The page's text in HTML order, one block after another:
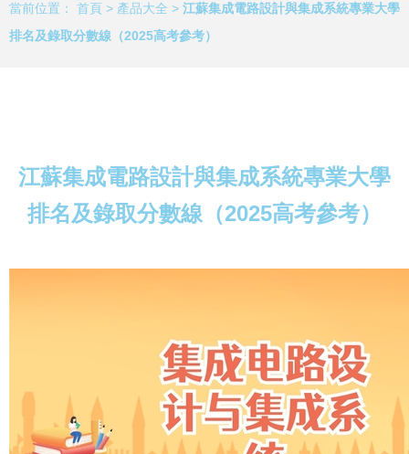
當前位置： 首頁 > 產品大全 > 江蘇集成電路設計與集成系統專業大學
排名及錄取分數線（2025高考參考）
江蘇集成電路設計與集成系統專業大學
排名及錄取分數線（2025高考參考）